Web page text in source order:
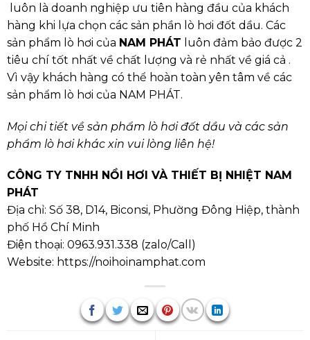
luôn là doanh nghiệp ưu tiên hàng đầu của khách
hàng khi lựa chọn các sản phần lò hơi đốt dầu. Các
sản phẩm lò hơi của NAM PHÁT luôn đảm bảo được 2
tiêu chí tốt nhất về chất lượng và rẻ nhất về giá cả .
Vì vậy khách hàng có thể hoàn toàn yên tâm về các
sản phẩm lò hơi của NAM PHÁT.
Mọi chi tiết về sản phẩm lò hơi đốt dầu và các sản
phẩm lò hơi khác xin vui lòng liên hệ!
CÔNG TY TNHH NỒI HƠI VÀ THIẾT BỊ NHIỆT NAM
PHÁT
Địa chỉ: Số 38, D14, Biconsi, Phường Đông Hiệp, thành
phố Hồ Chí Minh
Điện thoại: 0963.931.338 (zalo/Call )
Website: https://noihoinamphat.com